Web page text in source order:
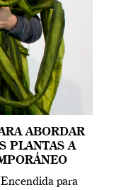
ABORDAR
PLANTAS A
para